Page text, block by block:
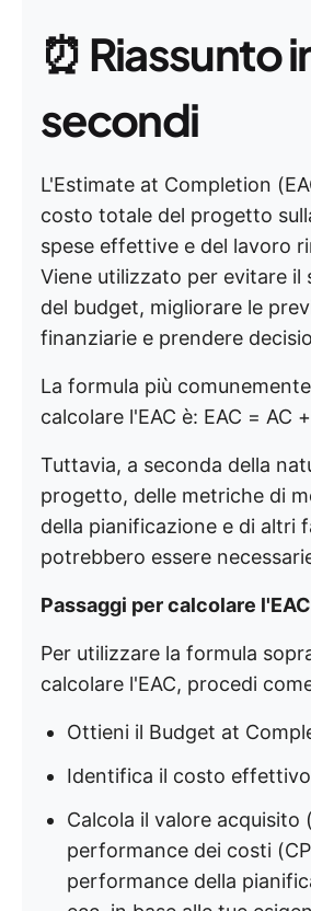
⏰ Riassunto
secondi
L'Estimate at Completion
costo totale del progetto
spese effettive e del lavoro
Viene utilizzato per evitare il
del budget, migliorare le
finanziarie e prendere
La formula più
calcolare l'EAC è: EAC = AC
Tuttavia, a seconda della
progetto, delle metriche di
della pianificazione e di altri
potrebbero essere
Passaggi per calcolare l'EAC
Per utilizzare la formula
calcolare l'EAC, procedi
Ottieni il Budget at
Identifica il costo effettivo
Calcola il valore acquisito
performance dei costi
performance della